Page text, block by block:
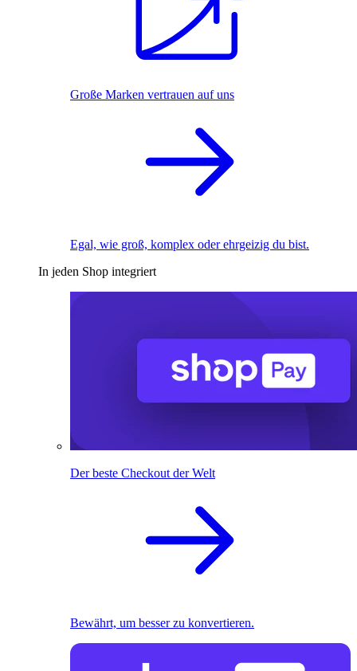
Große Marken vertrauen auf uns
Egal, wie groß, komplex oder ehrgeizig du bist.
In jeden Shop integriert
Der beste Checkout der Welt
Bewährt, um besser zu konvertieren.